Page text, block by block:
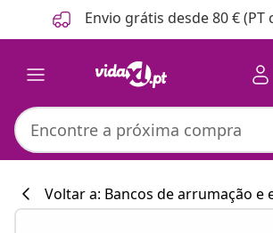
Anterior
Seguinte Envio grátis desde 80 €
Voltar a: Bancos de arrumação e